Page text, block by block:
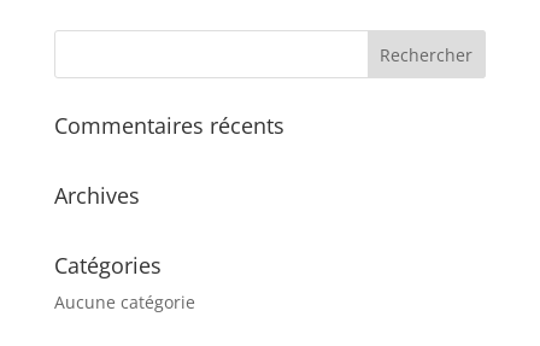
Commentaires récents
Archives
Catégories
Aucune catégorie